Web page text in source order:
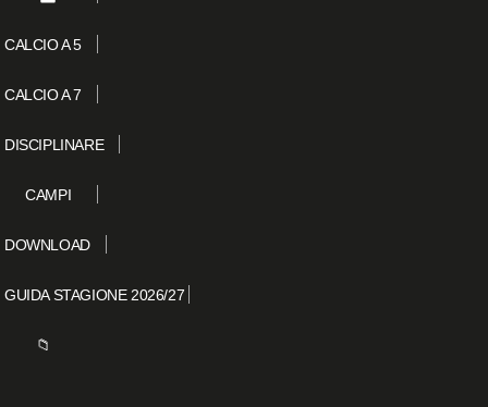
CALCIO A 5
CALCIO A 7
DISCIPLINARE
CAMPI
DOWNLOAD
GUIDA STAGIONE 2026/27
📁